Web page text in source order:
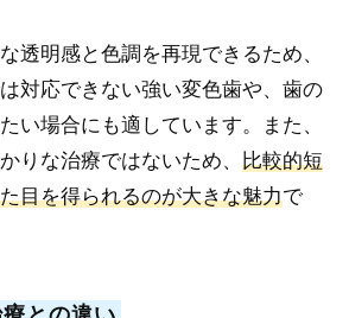
透明感と色調を再現できるため、
対応できない強い変色歯や、歯の
い場合にも適しています。また、
りな治療ではないため、 比較的短
目を得られるのが大きな魅力で